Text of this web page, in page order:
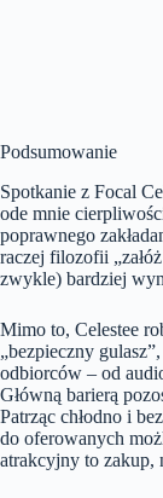
Podsumowanie
Spotkanie z Focal
ode mnie
poprawnego
raczej filozofii
zwykle) bardziej
Mimo to, Celestee
„bezpieczny
odbiorców – od
Główną barierą
Patrząc chłodno i
do oferowanych
atrakcyjny to zakup,